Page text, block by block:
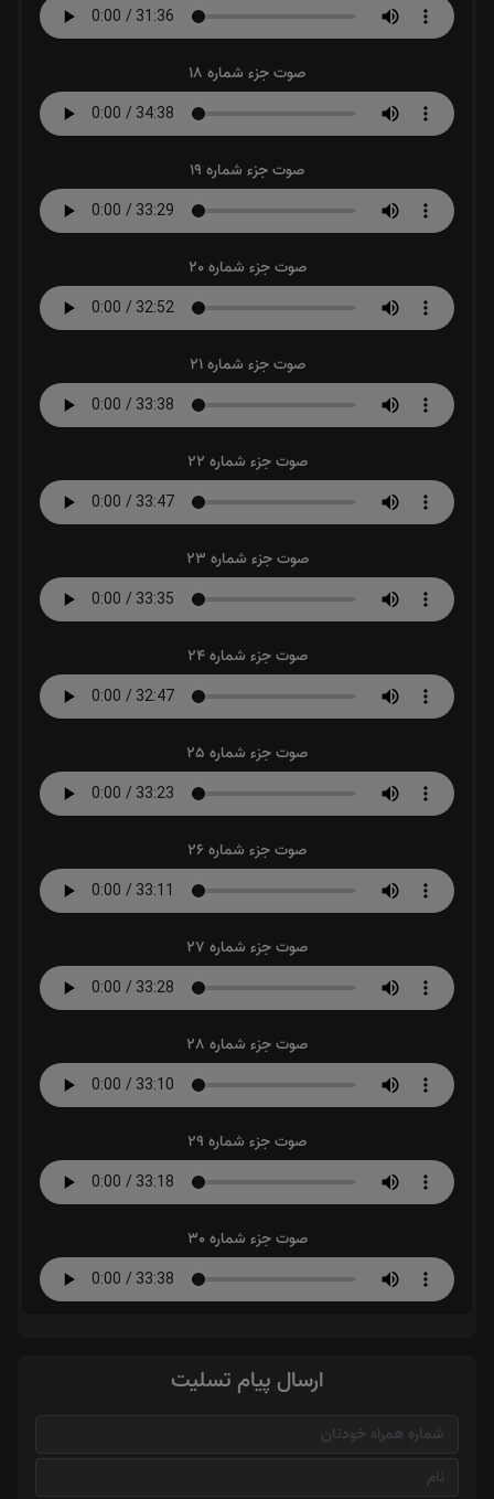
صوت جزء شماره 18
صوت جزء شماره 19
صوت جزء شماره 20
صوت جزء شماره 21
صوت جزء شماره 22
صوت جزء شماره 23
صوت جزء شماره 24
صوت جزء شماره 25
صوت جزء شماره 26
صوت جزء شماره 27
صوت جزء شماره 28
صوت جزء شماره 29
صوت جزء شماره 30
ارسال پیام تسلیت